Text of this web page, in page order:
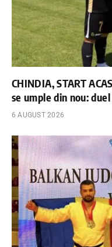
CHINDIA, START
se umple din nou:
6 AUGUST 2026